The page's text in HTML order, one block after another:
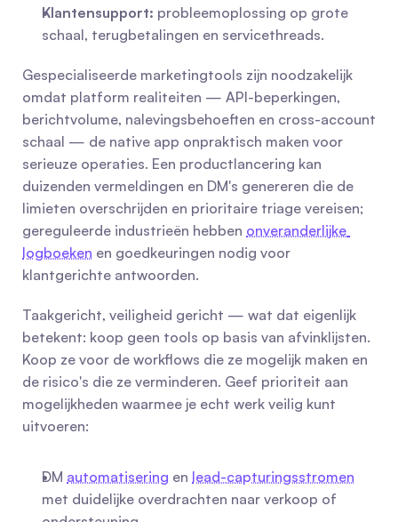
Klantensupport: probleemoplossing op grote
schaal, terugbetalingen en servicethreads.
Gespecialiseerde marketingtools zijn noodzakelijk
omdat platform realiteiten — API-beperkingen,
berichtvolume, nalevingsbehoeften en cross-account
schaal — de native app onpraktisch maken voor
serieuze operaties. Een productlancering kan
duizenden vermeldingen en DM's genereren die de
limieten overschrijden en prioritaire triage vereisen;
gereguleerde industrieën hebben onveranderlijke
logboeken en goedkeuringen nodig voor
klantgerichte antwoorden.
Taakgericht, veiligheid gericht — wat dat eigenlijk
betekent: koop geen tools op basis van afvinklijsten.
Koop ze voor de workflows die ze mogelijk maken en
de risico's die ze verminderen. Geef prioriteit aan
mogelijkheden waarmee je echt werk veilig kunt
uitvoeren:
DM automatisering en lead-capturingsstromen
met duidelijke overdrachten naar verkoop of